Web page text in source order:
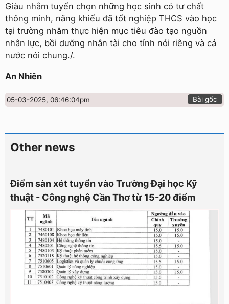
Giàu nhằm tuyển chọn những học sinh có tư chất
thông minh, năng khiếu đã tốt nghiệp THCS vào học
tại trường nhằm thực hiện mục tiêu đào tạo nguồn
nhân lực, bồi dưỡng nhân tài cho tỉnh nói riêng và cả
nước nói chung./.
An Nhiên
05-03-2025, 06:46:04pm Bài gốc
Other news
Điểm sàn xét tuyển vào Trường Đại học Kỹ
thuật - Công nghệ Cần Thơ từ 15-20 điểm